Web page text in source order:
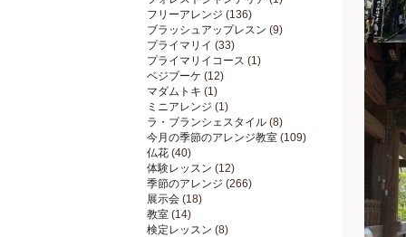
フリーアレンジ (136)
ブラッシュアップレスン (9)
プライマリイ (33)
プライマリイコース (1)
ベジブーケ (12)
マダムトキ (1)
ミニアレンジ (1)
ラ・ブランシェスタイル (8)
今月の季節のアレンジ教室 (109)
仏花 (40)
体験レッスン (12)
季節のアレンジ (266)
展示会 (18)
教室 (14)
検定レッスン (8)